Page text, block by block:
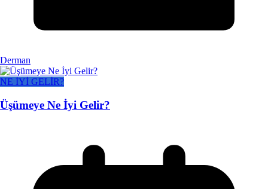
Derman
NE İYİ GELİR?
Üşümeye Ne İyi Gelir?